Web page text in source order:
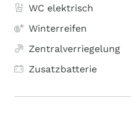
WC elektrisch
Winterreifen
Zentralverriegelung
Zusatzbatterie